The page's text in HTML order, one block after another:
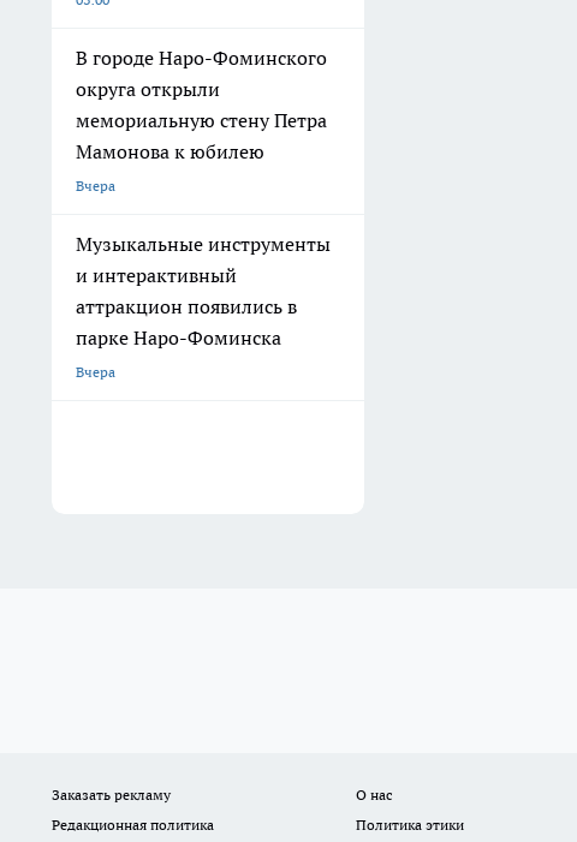
В городе Наро-Фоминского
округа открыли
мемориальную стену Петра
Мамонова к юбилею
Вчера
Музыкальные инструменты
и интерактивный
аттракцион появились в
парке Наро-Фоминска
Вчера
Заказать рекламу О нас
Редакционная политика
Политика этики